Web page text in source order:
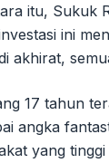
itu, Sukuk
ini
akhirat,
17 tahun
angka
yang